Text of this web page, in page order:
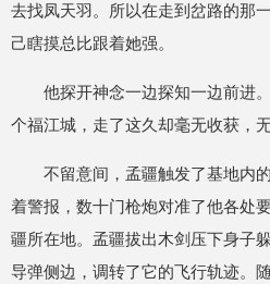
去找凤天羽。所以在走到岔路的那
己瞎摸总比跟着她强。
他探开神念一边探知一边前进
个福江城，走了这久却毫无收获，
不留意间，孟疆触发了基地内
着警报，数十门枪炮对准了他各处
疆所在地。孟疆拔出木剑压下身子
导弹侧边，调转了它的飞行轨迹。